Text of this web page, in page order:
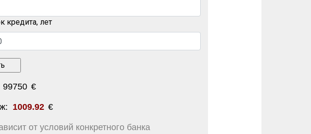
кредита, лет
99750 €
1009.92 €
от условий конкретного банка